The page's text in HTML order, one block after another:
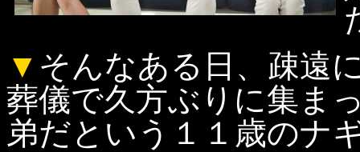
▼ そんなある日、疎遠
葬儀で久方ぶりに集ま
弟だという１１歳のナ